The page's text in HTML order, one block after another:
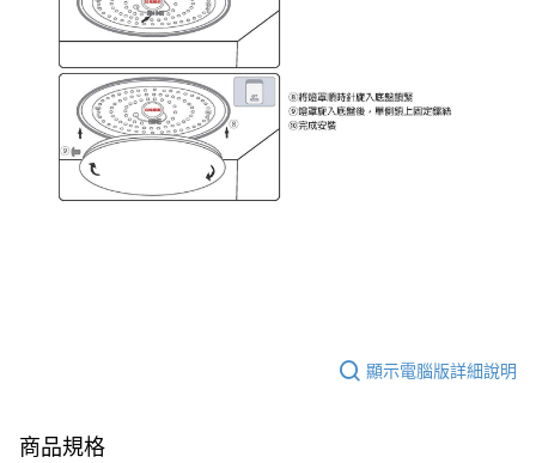
顯示電腦版詳細說明
商品規格